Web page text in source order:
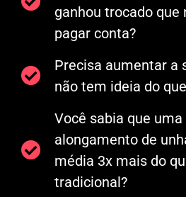
ganhou trocado que
pagar conta?
Precisa aumentar a
não tem ideia do
Você sabia que
alongamento de
média 3x mais do
tradicional?